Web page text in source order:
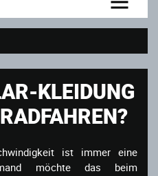
KLEIDUNG
ist immer eine
möchte das beim